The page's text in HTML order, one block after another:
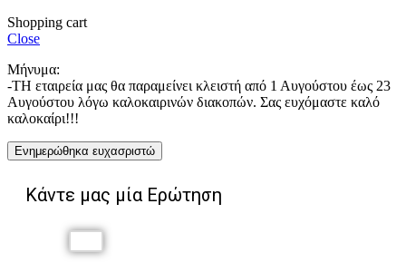
Shopping cart
Close
Μήνυμα:
-ΤΗ εταιρεία μας θα παραμείνει κλειστή από 1 Αυγούστου έως 23
Αυγούστου λόγω καλοκαιρινών διακοπών. Σας ευχόμαστε καλό
καλοκαίρι!!!
Ενημερώθηκα ευχασριστώ
Κάντε μας μία Ερώτηση